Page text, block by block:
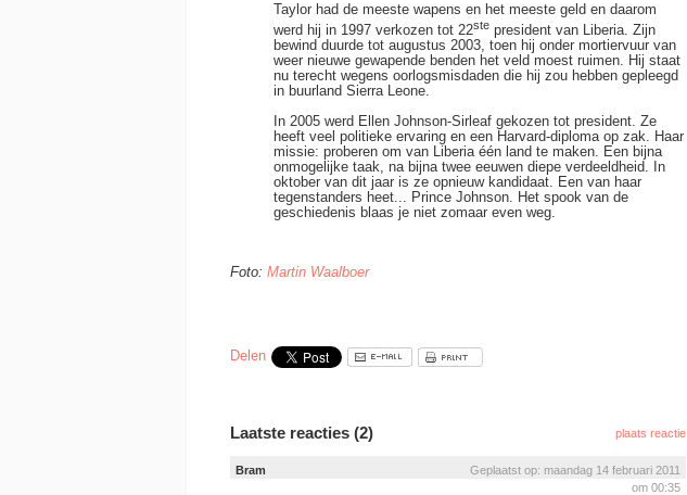
Taylor had de meeste wapens en het meeste geld en daarom
werd hij in 1997 verkozen tot 22ste president van Liberia. Zijn
bewind duurde tot augustus 2003, toen hij onder mortiervuur van
weer nieuwe gewapende benden het veld moest ruimen. Hij staat
nu terecht wegens oorlogsmisdaden die hij zou hebben gepleegd
in buurland Sierra Leone.
In 2005 werd Ellen Johnson-Sirleaf gekozen tot president. Ze
heeft veel politieke ervaring en een Harvard-diploma op zak. Haar
missie: proberen om van Liberia één land te maken. Een bijna
onmogelijke taak, na bijna twee eeuwen diepe verdeeldheid. In
oktober van dit jaar is ze opnieuw kandidaat. Een van haar
tegenstanders heet... Prince Johnson. Het spook van de
geschiedenis blaas je niet zomaar even weg.
Foto: Martin Waalboer
Delen
Laatste reacties (2) plaats reactie
Bram
Geplaatst op: maandag 14 februari 2011
om 00:35